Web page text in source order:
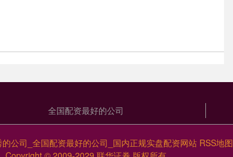
全国配资最好的公司
公司_全国配资最好的公司_国内正规实盘配资网站 RSS地图